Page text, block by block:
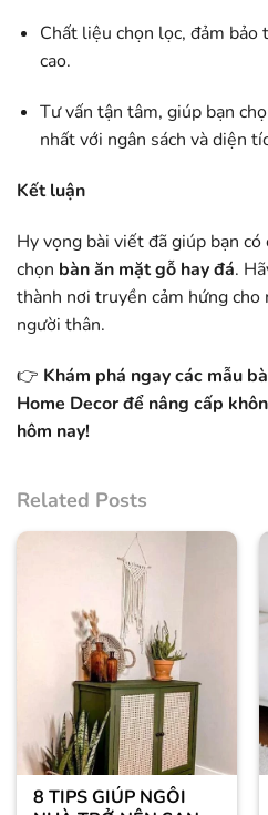
Chất liệu chọn lọc, đảm bảo
cao.
Tư vấn tận tâm, giúp bạn
nhất với ngân sách và diện
Kết luận
Hy vọng bài viết đã giúp bạn
chọn bàn ăn mặt gỗ hay đá.
thành nơi truyền cảm hứng cho
người thân.
👉 Khám phá ngay các mẫu
Home Decorđể nâng cấp
hôm nay!
Related Posts
8 TIPS GIÚP NGÔI